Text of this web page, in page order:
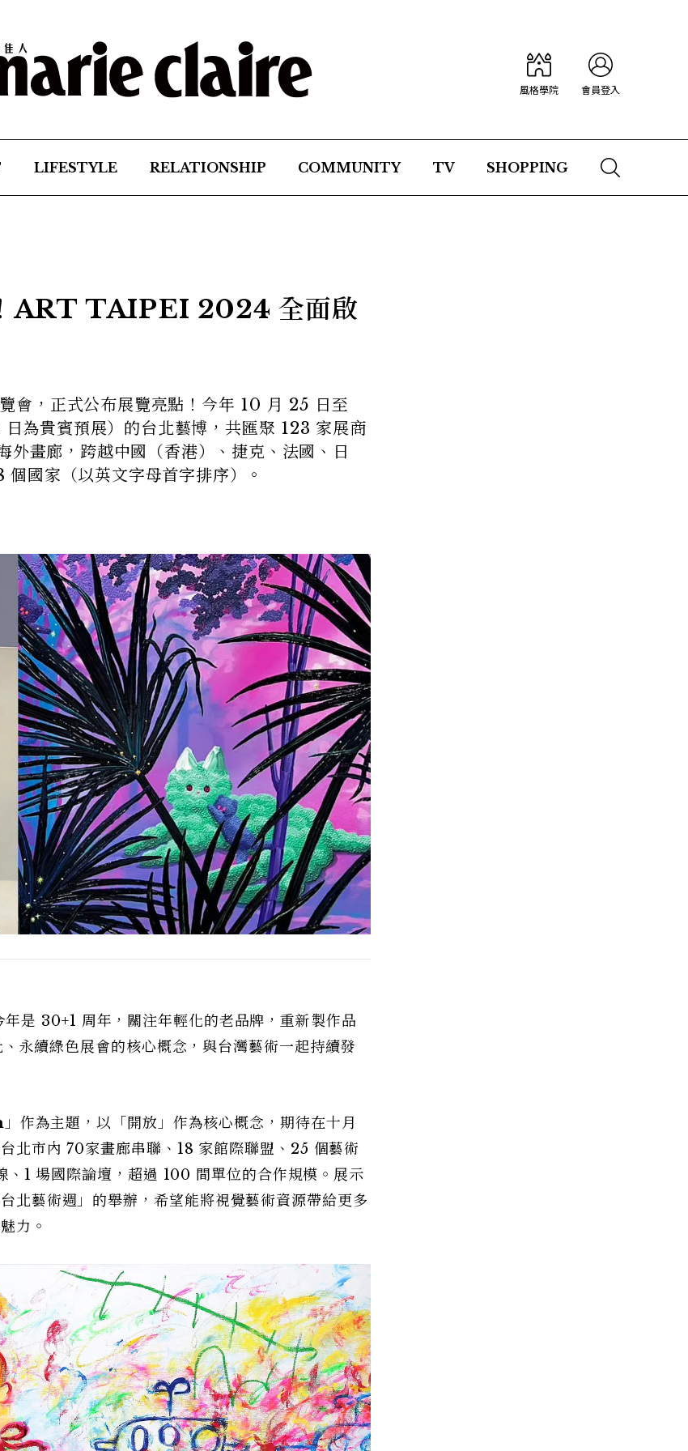
風格學院 會員登入
LIFESTYLE RELATIONSHIP COMMUNITY TV SHOPPING
ART TAIPEI 2024 全面啟
，正式公布展覽亮點！今年 10 月 25 日至
為貴賓預展）的台北藝博，共匯聚 123 家展商
畫廊，跨越中國（香港）、捷克、法國、日
國家（以英文字母首字排序）。
年是 30+1 周年，關注年輕化的老品牌，重新製作品
續綠色展會的核心概念，與台灣藝術一起持續發
」作為主題，以「開放」作為核心概念，期待在十月
北市內 70家畫廊串聯、18 家館際聯盟、25 個藝術
1 場國際論壇，超過 100 間單位的合作規模。展示
北藝術週」的舉辦，希望能將視覺藝術資源帶給更多
力。